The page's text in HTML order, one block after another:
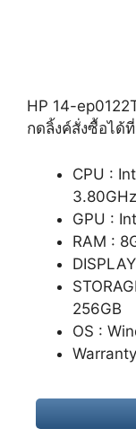
HP 14-
กดลิ้งค์สั่งซื้อได้ที่
CPU :
GPU :
RAM :
256GB
OS :